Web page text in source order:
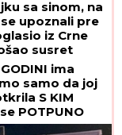
sa sinom, na
upoznali pre
iz Crne
susret
ima
samo da joj
S KIM
POTPUNO